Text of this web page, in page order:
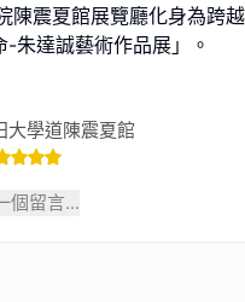
陳震夏館展覽廳化身為跨
-朱達誠藝術作品展」。
大學道陳震夏館
個留言...